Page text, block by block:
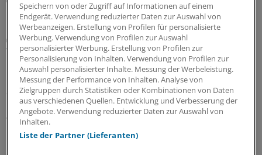
MEHR ZUM THEMA
Interview
Vegetarische und vegane Ernährung bei Kindern
mit Vorerkrankungen
Rein pflanzliche Ernährung bei Heranwachsenden kann
funktionieren, jedoch kommt es auf die Umsetzung an.
Ein Kinder- und Jugendmediziner erklärt, wann
Veganismus nichts für Kinder ist und wann diese
Ernährung vorteilhaft sein könnte.
Speichern von oder Zugriff auf Informationen auf einem
Endgerät. Verwendung reduzierter Daten zur Auswahl von
Werbeanzeigen. Erstellung von Profilen für personalisierte
Werbung. Verwendung von Profilen zur Auswahl
personalisierter Werbung. Erstellung von Profilen zur
Personalisierung von Inhalten. Verwendung von Profilen zur
Auswahl personalisierter Inhalte. Messung der Werbeleistung.
Messung der Performance von Inhalten. Analyse von
Zielgruppen durch Statistiken oder Kombinationen von Daten
aus verschiedenen Quellen. Entwicklung und Verbesserung der
Angebote. Verwendung reduzierter Daten zur Auswahl von
Inhalten.
Liste der Partner (Lieferanten)